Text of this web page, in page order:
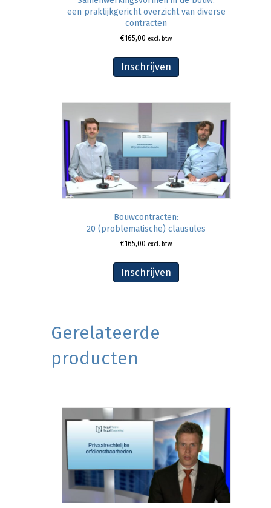
een praktijkgericht overzicht van diverse
contracten
€165,00 excl. btw
Inschrijven
Bouwcontracten:
20 (problematische) clausules
€165,00 excl. btw
Inschrijven
Gerelateerde
producten